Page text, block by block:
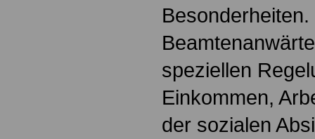
speziellen
Einkommen,
der sozialen